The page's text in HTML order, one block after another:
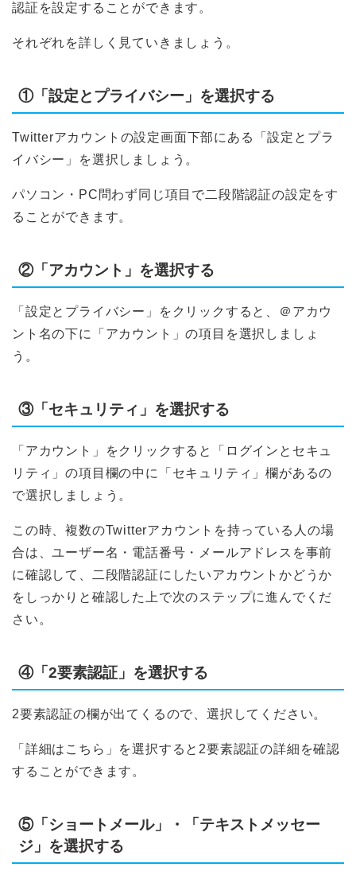
認証を設定することができます。
それぞれを詳しく見ていきましょう。
①「設定とプライバシー」を選択する
Twitterアカウントの設定画面下部にある「設定とプラ
イバシー」を選択しましょう。
パソコン・PC問わず同じ項目で二段階認証の設定をす
ることができます。
②「アカウント」を選択する
「設定とプライバシー」をクリックすると、＠アカウ
ント名の下に「アカウント」の項目を選択しましょ
う。
③「セキュリティ」を選択する
「アカウント」をクリックすると「ログインとセキュ
リティ」の項目欄の中に「セキュリティ」欄があるの
で選択しましょう。
この時、複数のTwitterアカウントを持っている人の場
合は、ユーザー名・電話番号・メールアドレスを事前
に確認して、二段階認証にしたいアカウントかどうか
をしっかりと確認した上で次のステップに進んでくだ
さい。
④「2要素認証」を選択する
2要素認証の欄が出てくるので、選択してください。
「詳細はこちら」を選択すると2要素認証の詳細を確認
することができます。
⑤「ショートメール」・「テキストメッセー
ジ」を選択する